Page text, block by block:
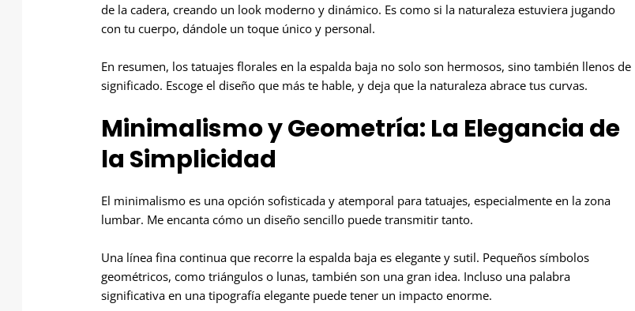
de la cadera, creando un look moderno y dinámico. Es como si la naturaleza estuviera jugando
con tu cuerpo, dándole un toque único y personal.
En resumen, los tatuajes florales en la espalda baja no solo son hermosos, sino también llenos de
significado. Escoge el diseño que más te hable, y deja que la naturaleza abrace tus curvas.
Minimalismo y Geometría: La Elegancia de
la Simplicidad
El minimalismo es una opción sofisticada y atemporal para tatuajes, especialmente en la zona
lumbar. Me encanta cómo un diseño sencillo puede transmitir tanto.
Una línea fina continua que recorre la espalda baja es elegante y sutil. Pequeños símbolos
geométricos, como triángulos o lunas, también son una gran idea. Incluso una palabra
significativa en una tipografía elegante puede tener un impacto enorme.